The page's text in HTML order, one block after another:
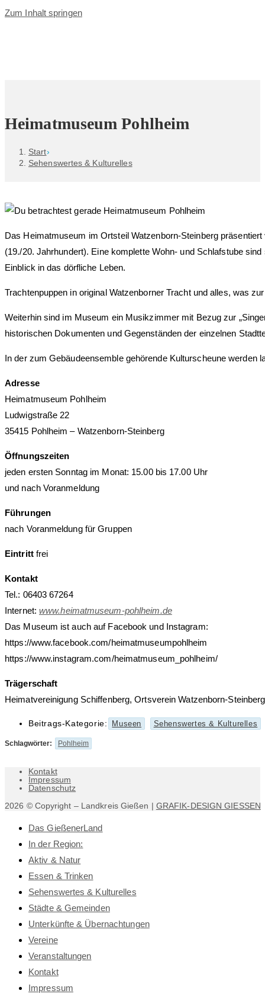
Zum Inhalt springen
Heimatmuseum Pohlheim
Start›
Sehenswertes & Kulturelles
Das Heimatmuseum im Ortsteil Watzenborn-Steinberg
(19./20. Jahrhundert). Eine komplette Wohn- und Schlafstube
Einblick in das dörfliche Leben.
Trachtenpuppen in original Watzenborner Tracht und alles, was
Weiterhin sind im Museum ein Musikzimmer mit Bezug zur
historischen Dokumenten und Gegenständen der einzelnen
In der zum Gebäudeensemble gehörende Kulturscheune
Adresse
Heimatmuseum Pohlheim
Ludwigstraße 22
35415 Pohlheim – Watzenborn-Steinberg
Öffnungszeiten
jeden ersten Sonntag im Monat: 15.00 bis 17.00 Uhr
und nach Voranmeldung
Führungen
nach Voranmeldung für Gruppen
Eintritt frei
Kontakt
Tel.: 06403 67264
Internet: www.heimatmuseum-pohlheim.de
Das Museum ist auch auf Facebook und Instagram:
https://www.facebook.com/heimatmuseumpohlheim
https://www.instagram.com/heimatmuseum_pohlheim/
Trägerschaft
Heimatvereinigung Schiffenberg, Ortsverein Watzenborn-
Beitrags-Kategorie: Museen Sehenswertes & Kulturelles
Schlagwörter: Pohlheim
Kontakt
Impressum
Datenschutz
2026 © Copyright – Landkreis Gießen | GRAFIK-DESIGN GIESSEN
Das GießenerLand
In der Region:
Aktiv & Natur
Essen & Trinken
Sehenswertes & Kulturelles
Städte & Gemeinden
Unterkünfte & Übernachtungen
Vereine
Veranstaltungen
Kontakt
Impressum